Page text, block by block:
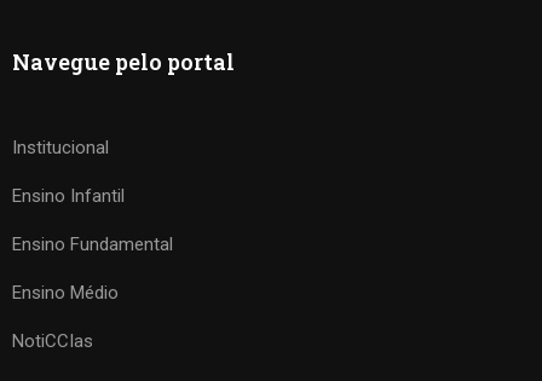
Navegue pelo portal
Institucional
Ensino Infantil
Ensino Fundamental
Ensino Médio
NotiCCIas